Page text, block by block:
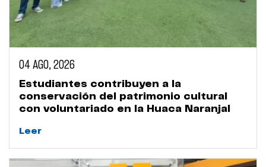
04 AGO, 2026
Estudiantes contribuyen a la
conservación del patrimonio cultural
con voluntariado en la Huaca Naranjal
Leer